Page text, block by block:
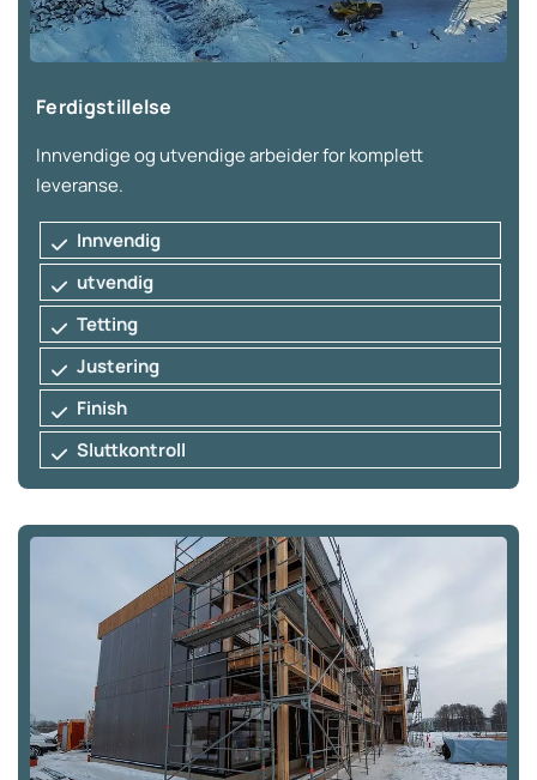
Ferdigstillelse
Innvendige og utvendige arbeider for komplett
leveranse.
Innvendig
utvendig
Tetting
Justering
Finish
Sluttkontroll